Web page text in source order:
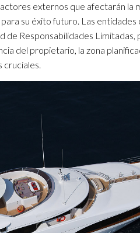
externos que afectarán la
su éxito futuro. Las entidades
de Responsabilidades
del propietario, la zona
cruciales.